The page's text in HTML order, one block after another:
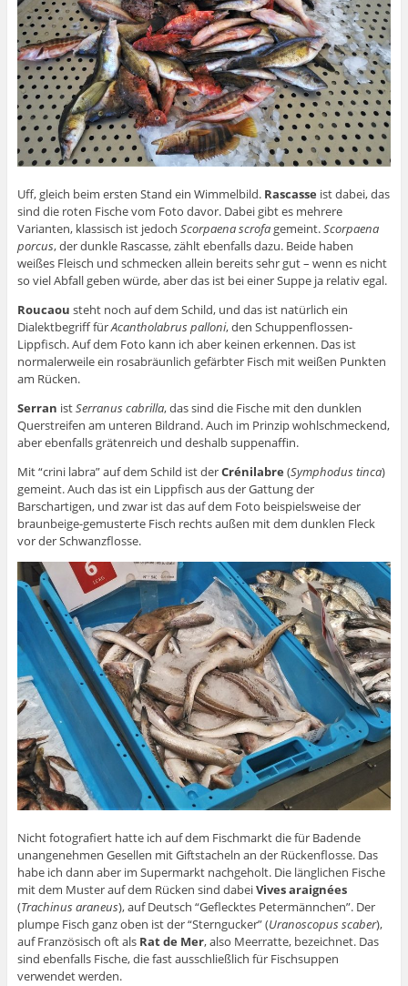
Uff, gleich beim ersten Stand ein Wimmelbild. Rascasse ist dabei, das
sind die roten Fische vom Foto davor. Dabei gibt es mehrere
Varianten, klassisch ist jedoch Scorpaena scrofagemeint.Scorpaena
porcus, der dunkle Rascasse, zählt ebenfalls dazu. Beide haben
weißes Fleisch und schmecken allein bereits sehr gut – wenn es nicht
so viel Abfall geben würde, aber das ist bei einer Suppe ja relativ egal.
Roucaou steht noch auf dem Schild, und das ist natürlich ein
Dialektbegriff fürAcantholabrus palloni, den Schuppenflossen-
Lippfisch. Auf dem Foto kann ich aber keinen erkennen. Das ist
normalerweile ein rosabräunlich gefärbter Fisch mit weißen Punkten
am Rücken.
Serran istSerranus cabrilla, das sind die Fische mit den dunklen
Querstreifen am unteren Bildrand. Auch im Prinzip wohlschmeckend,
aber ebenfalls grätenreich und deshalb suppenaffin.
Mit “crini labra” auf dem Schild ist derCrénilabre (Symphodus tinca)
gemeint. Auch das ist ein Lippfisch aus der Gattung der
Barschartigen, und zwar ist das auf dem Foto beispielsweise der
braunbeige-gemusterte Fisch rechts außen mit dem dunklen Fleck
vor der Schwanzflosse.
Nicht fotografiert hatte ich auf dem Fischmarkt die für Badende
unangenehmen Gesellen mit Giftstacheln an der Rückenflosse. Das
habe ich dann aber im Supermarkt nachgeholt. Die länglichen Fische
mit dem Muster auf dem Rücken sind dabeiVives araignées
(Trachinus araneus), auf Deutsch “Geflecktes Petermännchen”. Der
plumpe Fisch ganz oben ist der “Sterngucker” (Uranoscopus scaber),
auf Französisch oft als Rat de Mer, also Meerratte, bezeichnet. Das
sind ebenfalls Fische, die fast ausschließlich für Fischsuppen
verwendet werden.